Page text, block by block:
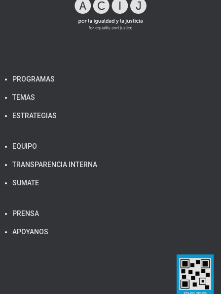
PROGRAMAS
TEMAS
ESTRATEGIAS
EQUIPO
TRANSPARENCIA INTERNA
SUMATE
PRENSA
APOYANOS